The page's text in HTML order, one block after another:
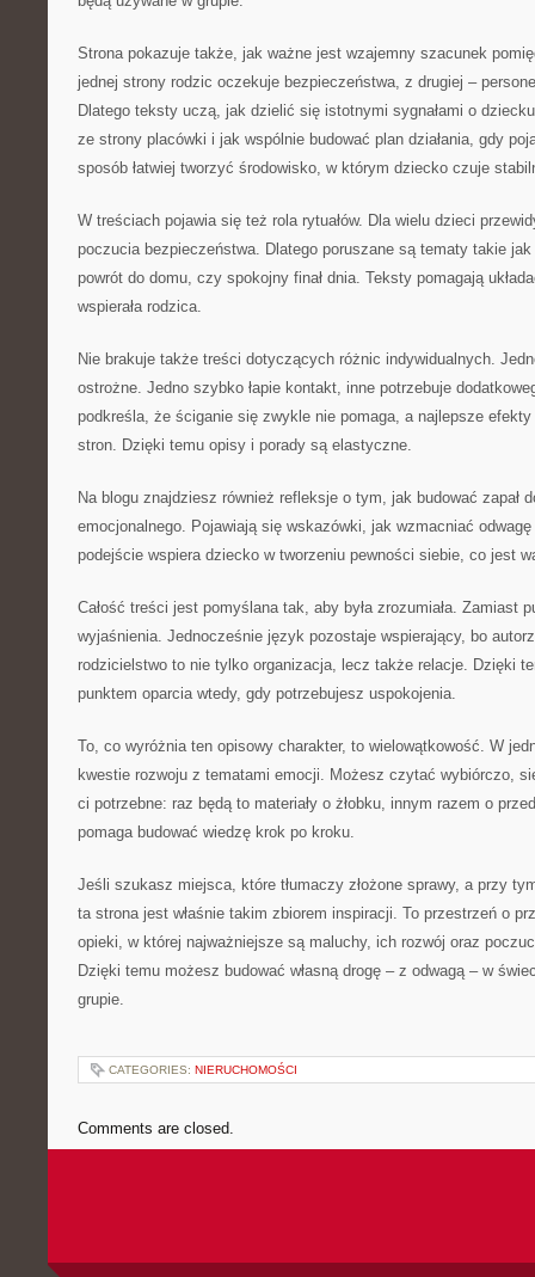
Strona pokazuje także, jak ważne jest wzajemny szacunek
jednej strony rodzic oczekuje bezpieczeństwa, z drugiej –
Dlatego teksty uczą, jak dzielić się istotnymi sygnałami o
ze strony placówki i jak wspólnie budować plan działania, gdy
sposób łatwiej tworzyć środowisko, w którym dziecko czuje
W treściach pojawia się też rola rytuałów. Dla wielu dzieci
poczucia bezpieczeństwa. Dlatego poruszane są tematy takie
powrót do domu, czy spokojny finał dnia. Teksty pomagają
wspierała rodzica.
Nie brakuje także treści dotyczących różnic indywidualnych.
ostrożne. Jedno szybko łapie kontakt, inne potrzebuje
podkreśla, że ściganie się zwykle nie pomaga, a najlepsze
stron. Dzięki temu opisy i porady są elastyczne.
Na blogu znajdziesz również refleksje o tym, jak budować zapał
emocjonalnego. Pojawiają się wskazówki, jak wzmacniać
podejście wspiera dziecko w tworzeniu pewności siebie, co jest
Całość treści jest pomyślana tak, aby była zrozumiała. Zamiast
wyjaśnienia. Jednocześnie język pozostaje wspierający, bo
rodzicielstwo to nie tylko organizacja, lecz także relacje. Dzięki
punktem oparcia wtedy, gdy potrzebujesz uspokojenia.
To, co wyróżnia ten opisowy charakter, to wielowątkowość. W
kwestie rozwoju z tematami emocji. Możesz czytać wybiórczo,
ci potrzebne: raz będą to materiały o żłobku, innym razem o
pomaga budować wiedzę krok po kroku.
Jeśli szukasz miejsca, które tłumaczy złożone sprawy, a przy
ta strona jest właśnie takim zbiorem inspiracji. To przestrzeń o
opieki, w której najważniejsze są maluchy, ich rozwój oraz
Dzięki temu możesz budować własną drogę – z odwagą – w
grupie.
CATEGORIES: NIERUCHOMOŚCI
Comments are closed.